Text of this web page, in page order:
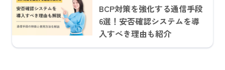
BCP対策を強化する通信手段
6選！安否確認システムを導
入すべき理由も紹介